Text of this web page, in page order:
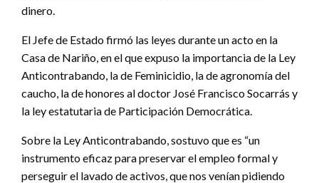
dinero.
El Jefe de Estado firmó las leyes durante un acto en la
Casa de Nariño, en el que expuso la importancia de la Ley
Anticontrabando, la de Feminicidio, la de agronomía del
caucho, la de honores al doctor José Francisco Socarrás y
la ley estatutaria de Participación Democrática.
Sobre la Ley Anticontrabando, sostuvo que es “un
instrumento eficaz para preservar el empleo formal y
perseguir el lavado de activos, que nos venían pidiendo